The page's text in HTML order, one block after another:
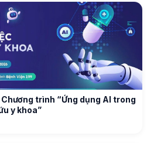
trình “Ứng dụng AI trong
y khoa”